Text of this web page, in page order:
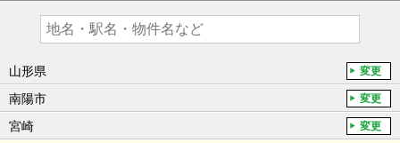
山形県 変更
南陽市 変更
宮崎 変更